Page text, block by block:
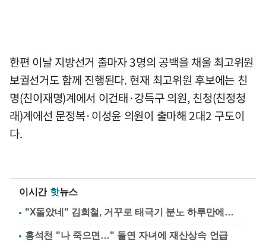
한편 이날 지방선거 출마자 3명의 공백을 채울 최고위원
보궐선거도 함께 진행된다. 현재 최고위원 후보에는 친
명(친이재명)계에서 이건태·강득구 의원, 친청(친정청
래)계에선 문정복·이성윤 의원이 출마해 2대2 구도이
다.
이시간 핫뉴스
"X돌았네" 김희철, 거꾸로 태극기 분노 하루만에…
홍석천 "나 죽으면…" 돌연 자녀에 재산상속 언급